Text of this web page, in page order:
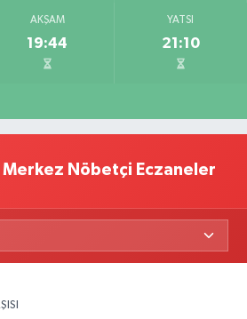
AKŞAM
19:44
YATSI
21:10
Merkez Nöbetçi Eczaneler